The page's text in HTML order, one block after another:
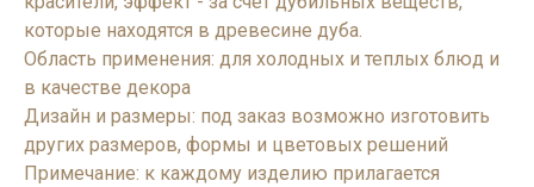
которые находятся в древесине дуба.
Область применения: для холодных и теплых блюд и
в качестве декора
Дизайн и размеры: под заказ возможно изготовить
других размеров, формы и цветовых решений
Примечание: к каждому изделию прилагается